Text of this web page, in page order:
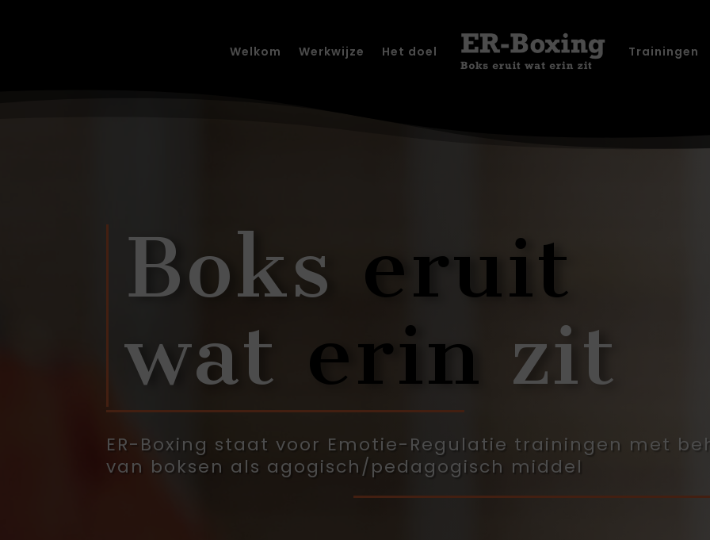
Welkom Werkwijze Het doel Trainingen
Boks eruit
wat erin zit
ER-Boxing staat voor Emotie-Regulatie trainingen met
van boksen als agogisch/pedagogisch middel